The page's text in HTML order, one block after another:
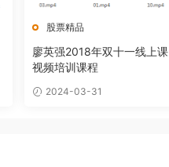
股票精品
廖英强2018年双十一线上课
视频培训课程
2024-03-31